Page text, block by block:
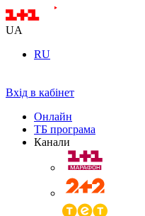
UA
RU
Вхід в кабінет
Онлайн
ТБ програма
Канали